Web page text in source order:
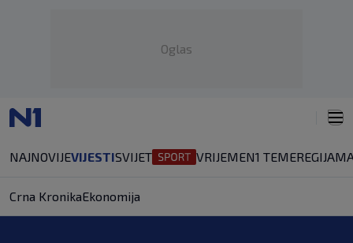
Oglas
NAJNOVIJEVIJESTISVIJET VRIJEMEN1 TEMEREGIJA
Crna KronikaEkonomija